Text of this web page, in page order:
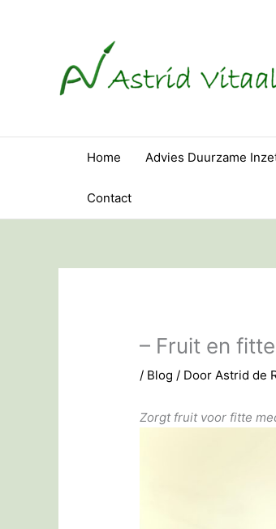
Home Advies Duurzame
Contact
– Fruit en
/ Blog / DoorAstrid de
Zorgt fruit voor fitte